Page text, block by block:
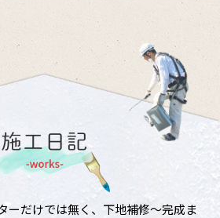
ーだけでは無く、下地補修～完成ま